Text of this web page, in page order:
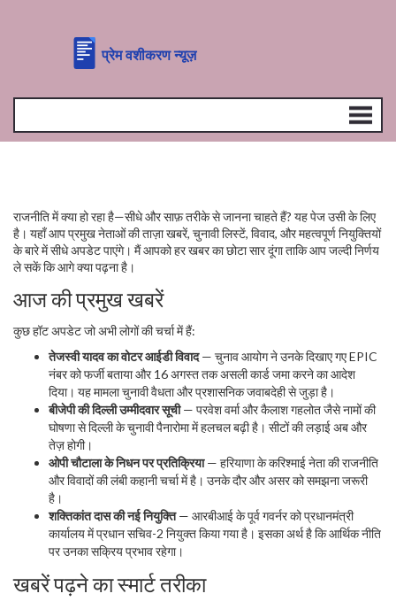
राजनीति में क्या हो रहा है—सीधे और साफ़ तरीके से जानना चाहते हैं? यह पेज उसी के लिए
है। यहाँ आप प्रमुख नेताओं की ताज़ा खबरें, चुनावी लिस्टें, विवाद, और महत्वपूर्ण नियुक्तियों
के बारे में सीधे अपडेट पाएंगे। मैं आपको हर खबर का छोटा सार दूंगा ताकि आप जल्दी निर्णय
ले सकें कि आगे क्या पढ़ना है।
आज की प्रमुख खबरें
कुछ हॉट अपडेट जो अभी लोगों की चर्चा में हैं:
तेजस्वी यादव का वोटर आईडी विवाद— चुनाव आयोग ने उनके दिखाए गए EPIC
नंबर को फर्जी बताया और 16 अगस्त तक असली कार्ड जमा करने का आदेश
दिया। यह मामला चुनावी वैधता और प्रशासनिक जवाबदेही से जुड़ा है।
बीजेपी की दिल्ली उम्मीदवार सूची— परवेश वर्मा और कैलाश गहलोत जैसे नामों की
घोषणा से दिल्ली के चुनावी पैनारोमा में हलचल बढ़ी है। सीटों की लड़ाई अब और
तेज़ होगी।
ओपी चौटाला के निधन पर प्रतिक्रिया— हरियाणा के करिश्माई नेता की राजनीति
और विवादों की लंबी कहानी चर्चा में है। उनके दौर और असर को समझना जरूरी
है।
शक्तिकांत दास की नई नियुक्ति— आरबीआई के पूर्व गवर्नर को प्रधानमंत्री
कार्यालय में प्रधान सचिव-2 नियुक्त किया गया है। इसका अर्थ है कि आर्थिक नीति
पर उनका सक्रिय प्रभाव रहेगा।
खबरें पढ़ने का स्मार्ट तरीका